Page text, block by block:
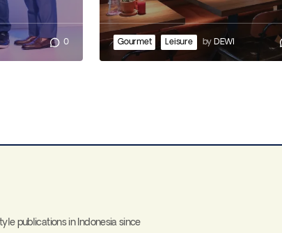
0 Gourmet Leisure by DEWI
publications in Indonesia since